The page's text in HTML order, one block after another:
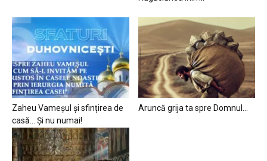
Zaheu Vameșul și sfințirea de
casă… Și nu numai!
Aruncă grija ta spre Domnul…